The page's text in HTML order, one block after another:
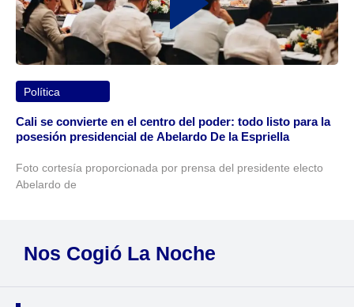
Política
Cali se convierte en el centro del poder: todo listo para la
posesión presidencial de Abelardo De la Espriella
Foto cortesía proporcionada por prensa del presidente electo
Abelardo de
Nos Cogió La Noche